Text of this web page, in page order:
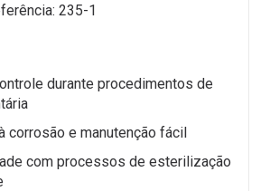
235-1
durante procedimentos de
corrosão e manutenção fácil
com processos de esterilização